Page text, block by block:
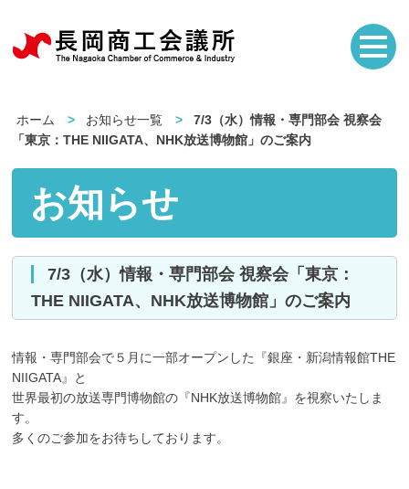
ホーム お知らせ一覧
7/3（水）情報・専門部会 視察会
「東京：THE NIIGATA、NHK放送博物館」のご案内
お知らせ
7/3（水）情報・専門部会 視察会「東京：
THE NIIGATA、NHK放送博物館」のご案内
情報・専門部会で５月に一部オープンした『銀座・新潟情報館THE
NIIGATA』と
世界最初の放送専門博物館の『NHK放送博物館』を視察いたしま
す。
多くのご参加をお待ちしております。